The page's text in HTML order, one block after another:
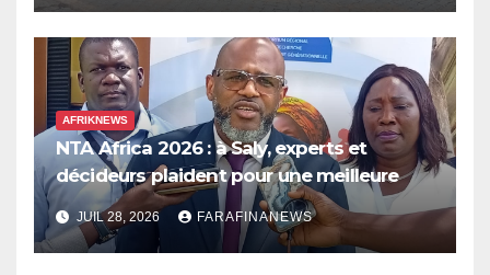
AFRIKNEWS
NTA Africa 2026 : à Saly, experts et
décideurs plaident pour une meilleure
prise en compte de l’économie des soins
en Afrique
JUIL 28, 2026 FARAFINANEWS